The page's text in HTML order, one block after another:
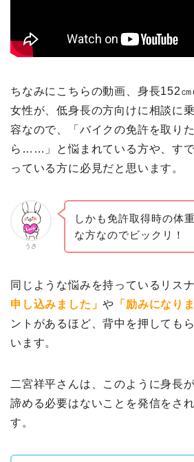
ちなみにこちらの動画、身長152
女性が、低身長の方向けに相談に
容なので、「バイクの免許を取り
ら……」と悩まれている方や、すで
っている方に必見だと思います。
うさ
しかも免許取得時の体
な方なのでビックリ！
同じような悩みを持っているリス
申し込みました」や 「励みになり
ントがあるほど、背中を押しても
います。
二宮祥平さんは、このように身長
諦める必要はないことを発信をさ
す。